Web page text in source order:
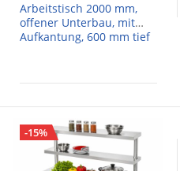
Arbeitstisch 2000 mm,
offener Unterbau, mit
Aufkantung, 600 mm tief
-15%